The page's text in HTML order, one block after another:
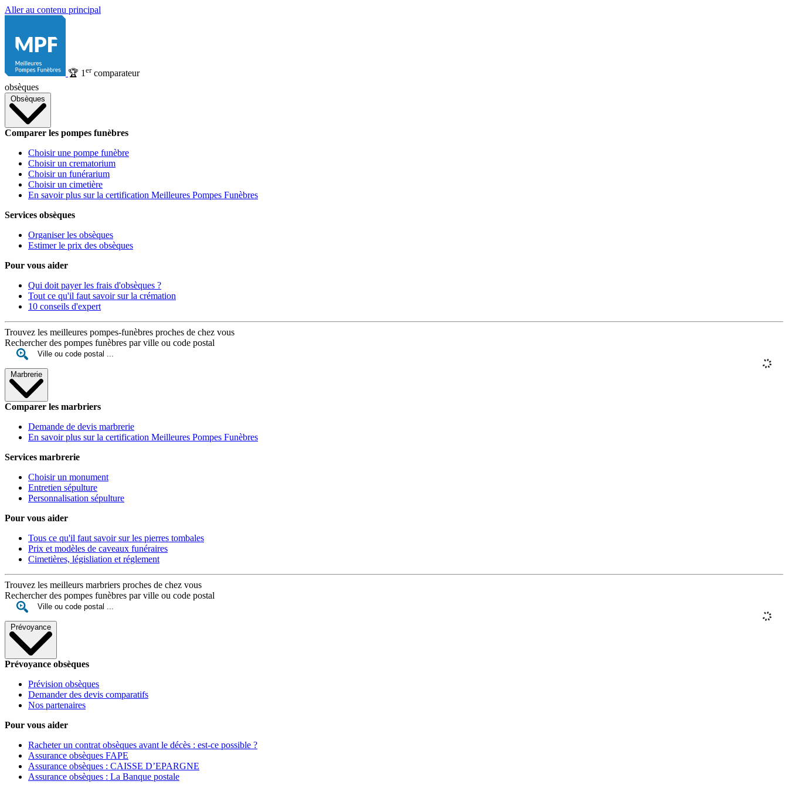
Aller au contenu principal
🏆 1 ercomparateur
obsèques
Obsèques
Comparer les pompes funèbres
Choisir une pompe funèbre
Choisir un crematorium
Choisir un funérarium
Choisir un cimetière
En savoir plus sur la certification Meilleures Pompes Funèbres
Services obsèques
Organiser les obsèques
Estimer le prix des obsèques
Pour vous aider
Qui doit payer les frais d'obsèques ?
Tout ce qu'il faut savoir sur la crémation
10 conseils d'expert
Trouvez les meilleures pompes-funèbres proches de chez vous
Rechercher des pompes funèbres par ville ou code postal
Marbrerie
Comparer les marbriers
Demande de devis marbrerie
En savoir plus sur la certification Meilleures Pompes Funèbres
Services marbrerie
Choisir un monument
Entretien sépulture
Personnalisation sépulture
Pour vous aider
Tous ce qu'il faut savoir sur les pierres tombales
Prix et modèles de caveaux funéraires
Cimetières, législiation et réglement
Trouvez les meilleurs marbriers proches de chez vous
Rechercher des pompes funèbres par ville ou code postal
Prévoyance
Prévoyance obsèques
Prévision obsèques
Demander des devis comparatifs
Nos partenaires
Pour vous aider
Racheter un contrat obsèques avant le décès : est-ce possible ?
Assurance obsèques FAPE
Assurance obsèques : CAISSE D’EPARGNE
Assurance obsèques : La Banque postale